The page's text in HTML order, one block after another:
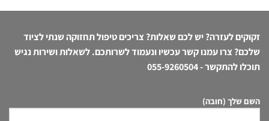
זקוקים לעזרה? יש לכם שאלות? צריכים טיפול תחזוקה שנתי לציוד
שלכם? צרו עמנו קשר עכשיו ונעמוד לשרותכם. לשאלות ושירות נגיש
תוכלו להתקשר -055-9260504
השם שלך (חובה)